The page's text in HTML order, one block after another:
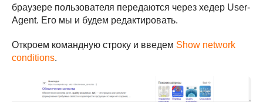
браузере пользователя передаются через хедер User-
Agent. Его мы и будем редактировать.
Откроем командную строку и введем Show network
conditions.